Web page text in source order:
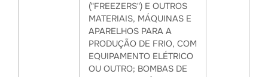
("FREEZERS") E OUTROS
MATERIAIS, MÁQUINAS E
APARELHOS PARA A
PRODUÇÃO DE FRIO, COM
EQUIPAMENTO ELÉTRICO
OU OUTRO; BOMBAS DE